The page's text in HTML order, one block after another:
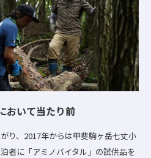
おいて当たり前
り、2017年からは甲斐駒ヶ岳七丈小
者に「アミノバイタル」の試供品を